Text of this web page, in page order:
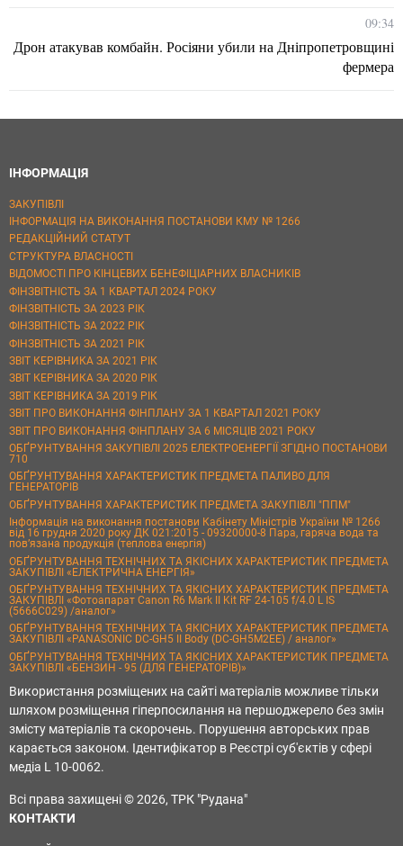
09:34
Дрон атакував комбайн. Росіяни убили на Дніпропетровщині
фермера
ІНФОРМАЦІЯ
ЗАКУПІВЛІ
ІНФОРМАЦІЯ НА ВИКОНАННЯ ПОСТАНОВИ КМУ № 1266
РЕДАКЦІЙНИЙ СТАТУТ
СТРУКТУРА ВЛАСНОСТІ
ВІДОМОСТІ ПРО КІНЦЕВИХ БЕНЕФІЦІАРНИХ ВЛАСНИКІВ
ФІНЗВІТНІСТЬ ЗА 1 КВАРТАЛ 2024 РОКУ
ФІНЗВІТНІСТЬ ЗА 2023 РІК
ФІНЗВІТНІСТЬ ЗА 2022 РІК
ФІНЗВІТНІСТЬ ЗА 2021 РІК
ЗВІТ КЕРІВНИКА ЗА 2021 РІК
ЗВІТ КЕРІВНИКА ЗА 2020 РІК
ЗВІТ КЕРІВНИКА ЗА 2019 РІК
ЗВІТ ПРО ВИКОНАННЯ ФІНПЛАНУ ЗА 1 КВАРТАЛ 2021 РОКУ
ЗВІТ ПРО ВИКОНАННЯ ФІНПЛАНУ ЗА 6 МІСЯЦІВ 2021 РОКУ
ОБҐРУНТУВАННЯ ЗАКУПІВЛІ 2025 ЕЛЕКТРОЕНЕРГІЇ ЗГІДНО ПОСТАНОВИ
710
ОБҐРУНТУВАННЯ ХАРАКТЕРИСТИК ПРЕДМЕТА ПАЛИВО ДЛЯ
ГЕНЕРАТОРІВ
ОБҐРУНТУВАННЯ ХАРАКТЕРИСТИК ПРЕДМЕТА ЗАКУПІВЛІ "ППМ"
Інформація на виконання постанови Кабінету Міністрів України № 1266
від 16 грудня 2020 року ДК 021:2015 - 09320000-8 Пара, гаряча вода та
пов’язана продукція (теплова енергія)
ОБҐРУНТУВАННЯ ТЕХНІЧНИХ ТА ЯКІСНИХ ХАРАКТЕРИСТИК ПРЕДМЕТА
ЗАКУПІВЛІ «ЕЛЕКТРИЧНА ЕНЕРГІЯ»
ОБҐРУНТУВАННЯ ТЕХНІЧНИХ ТА ЯКІСНИХ ХАРАКТЕРИСТИК ПРЕДМЕТА
ЗАКУПІВЛІ «Фотоапарат Canon R6 Mark II Kit RF 24-105 f/4.0 L IS
(5666C029) /аналог»
ОБҐРУНТУВАННЯ ТЕХНІЧНИХ ТА ЯКІСНИХ ХАРАКТЕРИСТИК ПРЕДМЕТА
ЗАКУПІВЛІ «PANASONIC DC-GH5 II Body (DC-GH5M2EE) / аналог»
ОБҐРУНТУВАННЯ ТЕХНІЧНИХ ТА ЯКІСНИХ ХАРАКТЕРИСТИК ПРЕДМЕТА
ЗАКУПІВЛІ «БЕНЗИН - 95 (ДЛЯ ГЕНЕРАТОРІВ)»
Використання розміщених на сайті матеріалів можливе тільки
шляхом розміщення гіперпосилання на першоджерело без змін
змісту матеріалів та скорочень. Порушення авторських прав
карається законом. Ідентифікатор в Реєстрі суб'єктів у сфері
медіа L 10-0062.
Всі права захищені © 2026, ТРК "Рудана"
КОНТАКТИ